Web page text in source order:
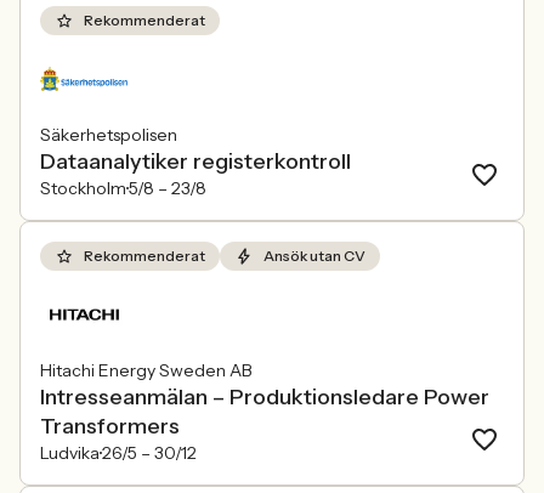
Rekommenderat
Säkerhetspolisen
Dataanalytiker registerkontroll
Stockholm5/8 – 23/8
Rekommenderat Ansök utan CV
Hitachi Energy Sweden AB
Intresseanmälan – Produktionsledare Power
Transformers
Ludvika26/5 – 30/12